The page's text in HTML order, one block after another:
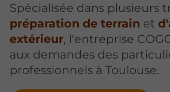
Spécialisée dans plusieurs
préparation de terrain et
extérieur, l'entreprise
aux demandes des
professionnels à Toulouse.